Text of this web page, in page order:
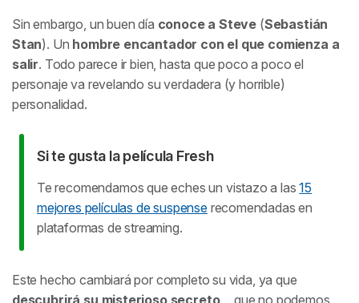
Sin embargo, un buen día conoce a Steve (Sebastián
Stan). Un hombre encantador con el que comienza a
salir. Todo parece ir bien, hasta que poco a poco el
personaje va revelando su verdadera (y horrible)
personalidad.
Si te gusta la película Fresh
Te recomendamos que eches un vistazo a las15
mejores películas de suspenserecomendadas en
plataformas de streaming.
Este hecho cambiará por completo su vida, ya que